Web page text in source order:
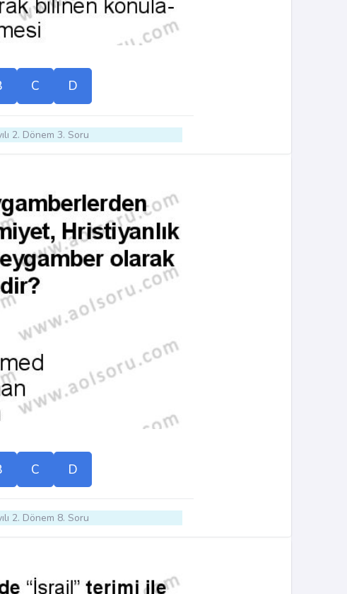
C D
2. Dönem 3. Soru
C D
2. Dönem 8. Soru